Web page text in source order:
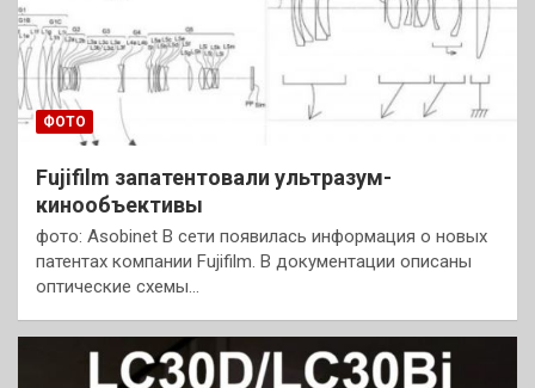
ФОТО
Fujifilm запатентовали ультразум-
кинообъективы
фото: Asobinet В сети появилась информация о новых
патентах компании Fujifilm. В документации описаны
оптические схемы…